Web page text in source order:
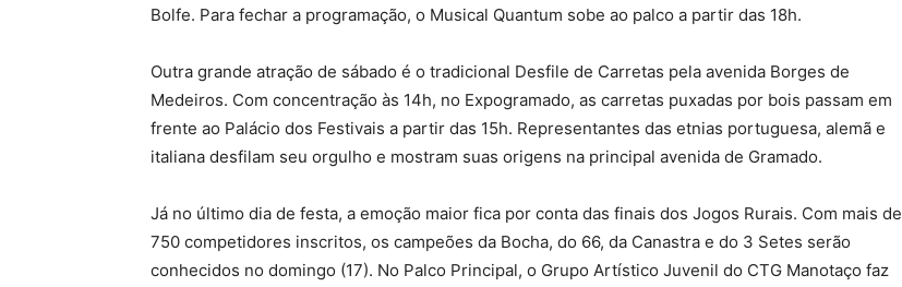
Bolfe. Para fechar a programação, o Musical Quantum sobe ao palco a partir das 18h.
Outra grande atração de sábado é o tradicional Desfile de Carretas pela avenida Borges de
Medeiros. Com concentração às 14h, no Expogramado, as carretas puxadas por bois passam em
frente ao Palácio dos Festivais a partir das 15h. Representantes das etnias portuguesa, alemã e
italiana desfilam seu orgulho e mostram suas origens na principal avenida de Gramado.
Já no último dia de festa, a emoção maior fica por conta das finais dos Jogos Rurais. Com mais de
750 competidores inscritos, os campeões da Bocha, do 66, da Canastra e do 3 Setes serão
conhecidos no domingo (17). No Palco Principal, o Grupo Artístico Juvenil do CTG Manotaço faz